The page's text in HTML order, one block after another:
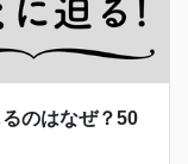
のはなぜ？50